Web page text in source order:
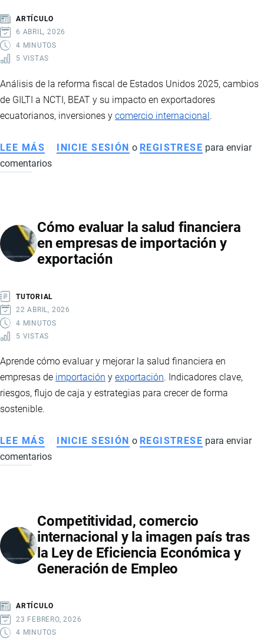
EXTERIOR
ARTÍCULO
6 ABRIL, 2026
4 MINUTOS
5 VISTAS
Análisis de la reforma fiscal de Estados Unidos 2025, cambios
de GILTI a NCTI, BEAT y su impacto en exportadores
ecuatorianos, inversiones y comercio internacional.
LEE MÁS SOBRE
REFORMA
2025:
RIESGOS
Y
EXPORTADORES
ECUATORIANOS
INICIE SESIÓN o REGISTRESE para enviar
comentarios
Cómo evaluar la salud financiera
en empresas de importación y
exportación
TUTORIAL
22 ABRIL, 2026
4 MINUTOS
5 VISTAS
Aprende cómo evaluar y mejorar la salud financiera en
empresas de importación y exportación. Indicadores clave,
riesgos, flujo de caja y estrategias para crecer de forma
sostenible.
LEE MÁS SOBRE
CÓMO
FINANCIERA
EN
EMPRESAS
DE
EXPORTACIÓN
INICIE SESIÓN o REGISTRESE para enviar
comentarios
Competitividad, comercio
internacional y la imagen país tras
la Ley de Eficiencia Económica y
Generación de Empleo
ARTÍCULO
23 FEBRERO, 2026
4 MINUTOS